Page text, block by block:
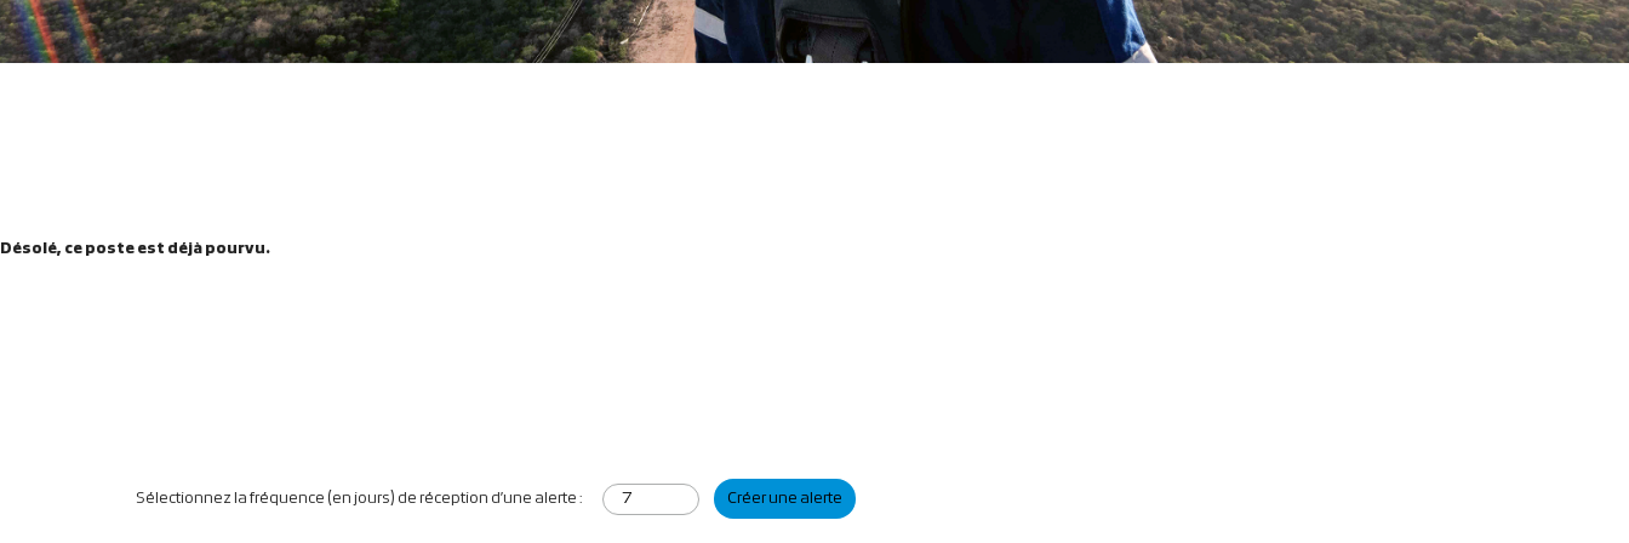
Désolé, ce poste est déjà pourvu.
Sélectionnez la fréquence (en jours) de réception d’une alerte : Créer une alerte